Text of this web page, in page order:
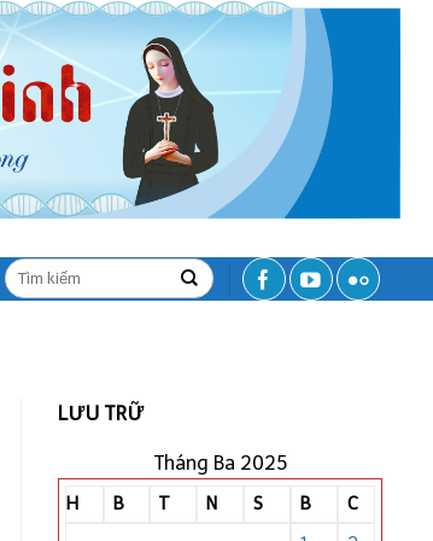
LƯU TRỮ
Tháng Ba 2025
H B T N S B C